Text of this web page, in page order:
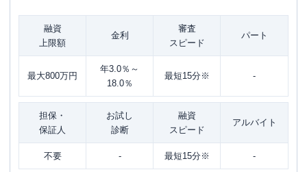
融資
上限額
金利
審査
スピード
パート
最大800万円
年3.0％～
18.0％
最短15分※ -
担保・
保証人
お試し
診断
融資
スピード
アルバイト
不要 - 最短15分※ -